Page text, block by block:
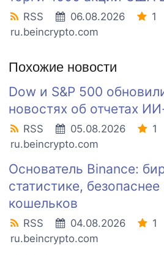
RSS 06.08.2026 1
ru.beincrypto.com
Похожие новости
Dow и S&P 500
новостях об отчетах
RSS 05.08.2026 1
ru.beincrypto.com
Основатель Binance:
статистике,
кошельков
RSS 04.08.2026 1
ru.beincrypto.com